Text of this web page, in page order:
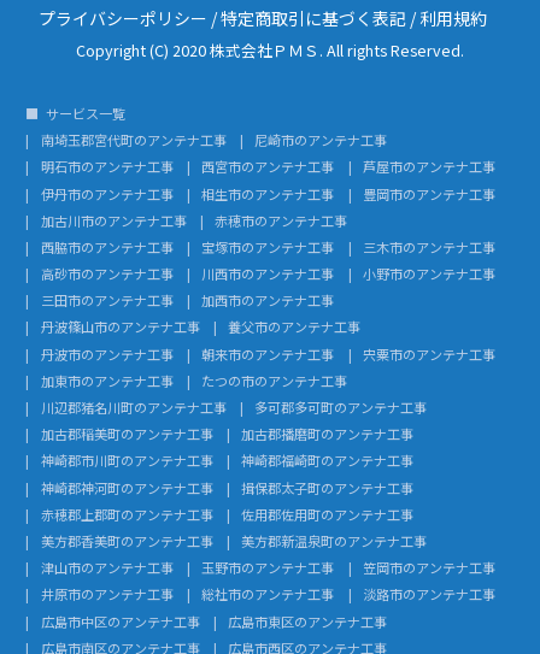
プライバシーポリシー /特定商取引に基づく表記 /利用規約
Copyright (C) 2020 株式会社ＰＭＳ. All rights Reserved.
サービス一覧
南埼玉郡宮代町のアンテナ工事
尼崎市のアンテナ工事
明石市のアンテナ工事
西宮市のアンテナ工事
芦屋市のアンテナ工事
伊丹市のアンテナ工事
相生市のアンテナ工事
豊岡市のアンテナ工事
加古川市のアンテナ工事
赤穂市のアンテナ工事
西脇市のアンテナ工事
宝塚市のアンテナ工事
三木市のアンテナ工事
高砂市のアンテナ工事
川西市のアンテナ工事
小野市のアンテナ工事
三田市のアンテナ工事
加西市のアンテナ工事
丹波篠山市のアンテナ工事
養父市のアンテナ工事
丹波市のアンテナ工事
朝来市のアンテナ工事
宍粟市のアンテナ工事
加東市のアンテナ工事
たつの市のアンテナ工事
川辺郡猪名川町のアンテナ工事
多可郡多可町のアンテナ工事
加古郡稲美町のアンテナ工事
加古郡播磨町のアンテナ工事
神崎郡市川町のアンテナ工事
神崎郡福崎町のアンテナ工事
神崎郡神河町のアンテナ工事
揖保郡太子町のアンテナ工事
赤穂郡上郡町のアンテナ工事
佐用郡佐用町のアンテナ工事
美方郡香美町のアンテナ工事
美方郡新温泉町のアンテナ工事
津山市のアンテナ工事
玉野市のアンテナ工事
笠岡市のアンテナ工事
井原市のアンテナ工事
総社市のアンテナ工事
淡路市のアンテナ工事
広島市中区のアンテナ工事
広島市東区のアンテナ工事
広島市南区のアンテナ工事
広島市西区のアンテナ工事